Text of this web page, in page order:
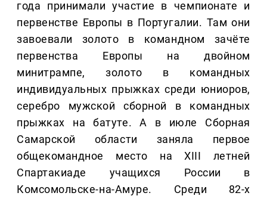
года принимали участие в чемпионате и
первенстве Европы в Португалии. Там они
завоевали золото в командном зачёте
первенства Европы на двойном
минитрампе, золото в командных
индивидуальных прыжках среди юниоров,
серебро мужской сборной в командных
прыжках на батуте. А в июле Сборная
Самарской области заняла первое
общекомандное место на XIII летней
Спартакиаде учащихся России в
Комсомольске-на-Амуре. Среди 82-х